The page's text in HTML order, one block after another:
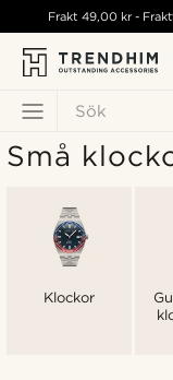
Sök
Frakt 49,00 kr-
Små
Klockor